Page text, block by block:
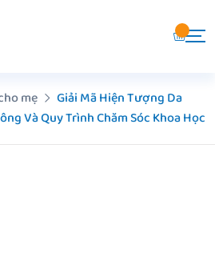
mẹ
Giải Mã Hiện Tượng Da
Và Quy Trình Chăm Sóc Khoa Học